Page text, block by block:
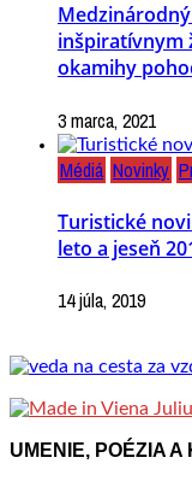
inšpiratívnym
okamihy
3 marca, 2021
Médiá Novinky
Turistické
leto a jeseň
14 júla, 2019
UMENIE, POÉZIA